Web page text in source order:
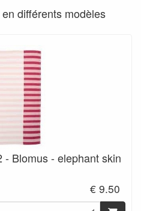
différents modèles
Blomus - elephant skin
€ 9.50